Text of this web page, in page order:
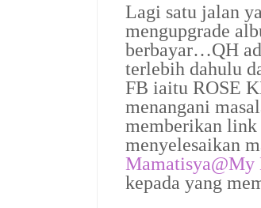
Lagi satu jalan
mengupgrade
berbayar…QH
terlebih dahulu
FB iaitu ROSE
menangani
memberikan link
menyelesaikan
Mamatisya@My
kepada yang